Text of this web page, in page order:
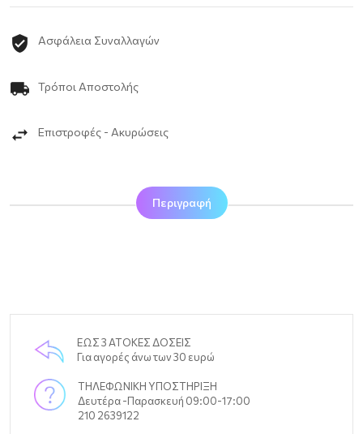
Ασφάλεια Συναλλαγών
Τρόποι Αποστολής
Επιστροφές - Ακυρώσεις
Περιγραφή
ΕΩΣ 3 ΑΤΟΚΕΣ ΔΟΣΕΙΣ
Για αγορές άνω των 30 ευρώ
ΤΗΛΕΦΩΝΙΚΗ ΥΠΟΣΤΗΡΙΞΗ
Δευτέρα -Παρασκευή 09:00-17:00
210 2639122